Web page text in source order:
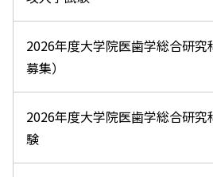
2026年度大学院医歯学総合研
募集）
2026年度大学院医歯学総合研
験